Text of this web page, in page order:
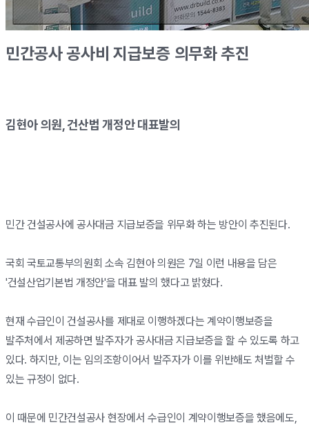
민간공사 공사비 지급보증 의무화 추진
김현아 의원, 건산법 개정안 대표발의
민간 건설공사에 공사대금 지급보증을 위무화 하는 방안이 추진된다.
국회 국토교통부의원회 소속 김현아 의원은 7일 이런 내용을 담은
'건설산업기본법 개정안'을 대표 발의 했다고 밝혔다.
현재 수급인이 건설공사를 제대로 이행하겠다는 계약이행보증을
발주처에서 제공하면 발주자가 공사대금 지급보증을 할 수 있도록 하고
있다. 하지만, 이는 임의조항이어서 발주자가 이를 위반해도 처벌할 수
있는 규정이 없다.
이 때문에 민간건설공사 현장에서 수급인이 계약이행보증을 했음에도,